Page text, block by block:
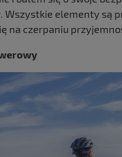
elementy są
na czerpaniu